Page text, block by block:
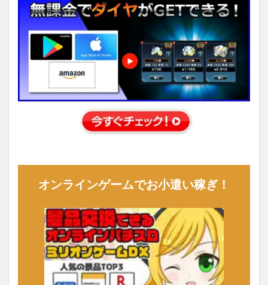
オンラインゲームでお小遣い稼ぎ！